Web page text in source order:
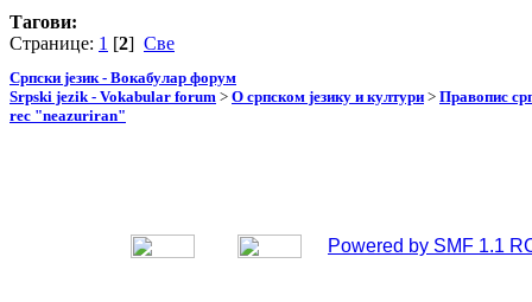
Тагови:
Странице: 1 [2] Све
Српски језик - Вокабулар форум
Srpski jezik - Vokabular forum > О српском језику и култури > Правопис
rec "neazuriran"
Powered by SMF 1.1